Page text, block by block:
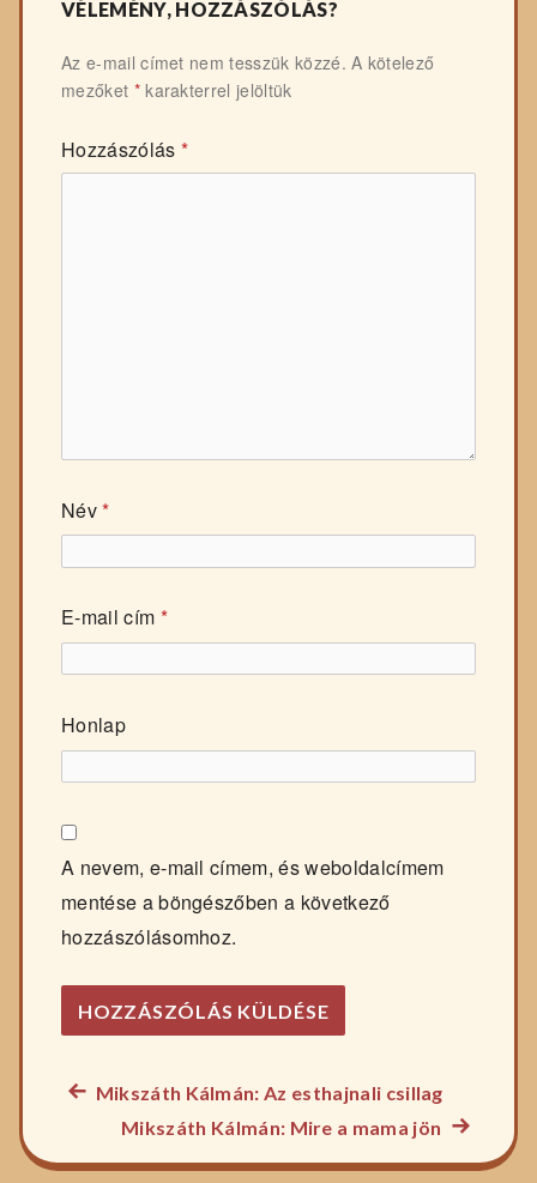
VÉLEMÉNY, HOZZÁSZÓLÁS?
Az e-mail címet nem tesszük közzé. A kötelező
mezőket *karakterrel jelöltük
Hozzászólás *
Név*
E-mail cím *
Honlap
A nevem, e-mail címem, és weboldalcímem
mentése a böngészőben a következő
hozzászólásomhoz.
Bejegyzés
navigáció
Előző
főzelék
recept:
Mikszáth Kálmán: Az esthajnali csillag
Mikszáth Kálmán: Mire a mama jön
főzelék